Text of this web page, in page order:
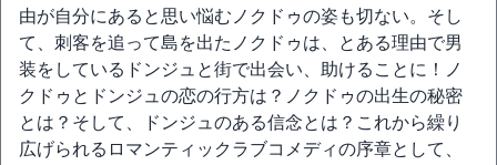
由が自分にあると思い悩むノクドゥの姿も切ない。そし
て、刺客を追って島を出たノクドゥは、とある理由で男
装をしているドンジュと街で出会い、助けることに！ノ
クドゥとドンジュの恋の行方は？ノクドゥの出生の秘密
とは？そして、ドンジュのある信念とは？これから繰り
広げられるロマンティックラブコメディの序章として、